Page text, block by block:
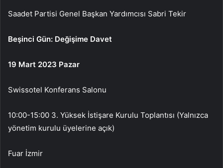
Saadet Partisi Genel Başkan Yardımcısı Sabri Tekir
Beşinci Gün: Değişime Davet
19 Mart 2023 Pazar
Swissotel Konferans Salonu
10:00-15:00 3. Yüksek İstişare Kurulu Toplantısı (Yalnızca
yönetim kurulu üyelerine açık)
Fuar İzmir